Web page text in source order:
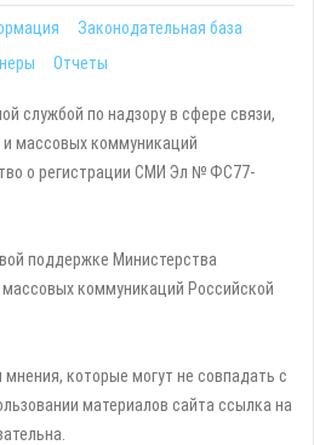
Законодательная база
Отчеты
службой по надзору в сфере связи,
массовых коммуникаций
о регистрации СМИ Эл № ФС77-
поддержке Министерства
коммуникаций Российской
которые могут не совпадать с
материалов сайта ссылка на